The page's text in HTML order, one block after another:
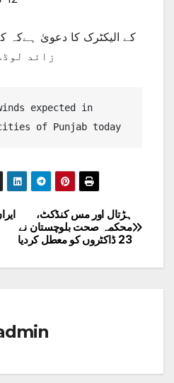
زائد
expected in
of Punjab today
ہڑتال اور مس کنڈکٹ،
محکمہ صحت بلوچستان نے
23 ڈاکٹروں کو معطل کردیا